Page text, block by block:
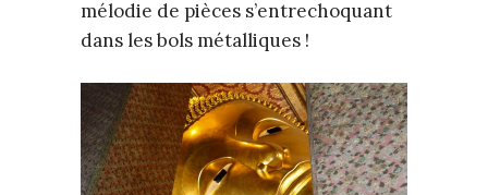
mélodie de pièces s’entrechoquant
dans les bols métalliques !